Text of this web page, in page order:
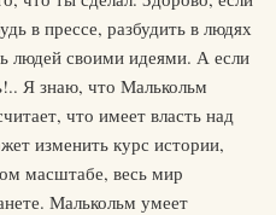
в прессе, разбудить в людях
людей своими идеями. А если
Я знаю, что Малькольм
что имеет власть над
изменить курс истории,
масштабе, весь мир
Малькольм умеет